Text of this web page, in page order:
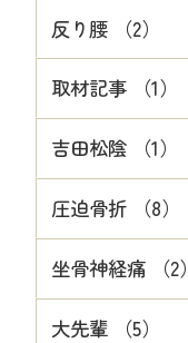
反り腰 （2）
取材記事 （1）
吉田松陰 （1）
圧迫骨折 （8）
坐骨神経痛 （2）
大先輩 （5）